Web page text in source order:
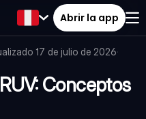
Abrir la app
17 de julio de 2026·
Conceptos